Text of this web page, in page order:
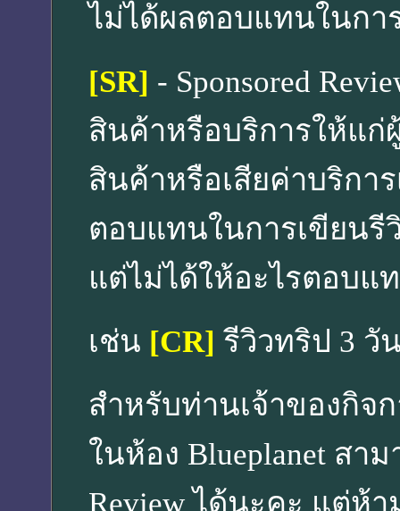
ไม่ได้ผลตอบแทนในกา
[SR] - Sponsored
สินค้าหรือบริการให้แก่
สินค้าหรือเสียค่าบริกา
ตอบแทนในการเขียน
แต่ไม่ได้ให้อะไรตอบแ
เช่น [CR] รีวิวทริป 3 วั
สำหรับท่านเจ้าของกิจ
ในห้อง Blueplanet สา
Review ได้นะคะ แต่ห้